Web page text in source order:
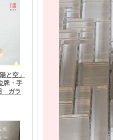
と空」
牌・手
ガラ